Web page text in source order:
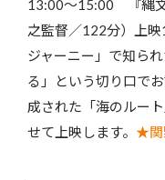
13:00～15:00 『縄
之監督／122分）上
ジャーニー」で知ら
る」という切り口で
成された「海のルー
せて上映します。 ★関